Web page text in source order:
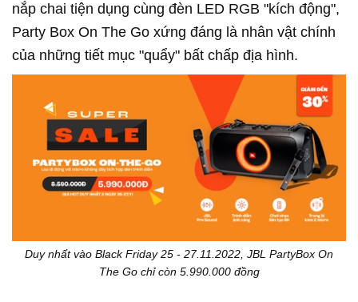
nắp chai tiện dụng cùng đèn LED RGB "kích động",
Party Box On The Go xứng đáng là nhân vật chính
của những tiết mục "quẩy" bất chấp địa hình.
Duy nhất vào Black Friday 25 - 27.11.2022, JBL PartyBox On
The Go chỉ còn 5.990.000 đồng